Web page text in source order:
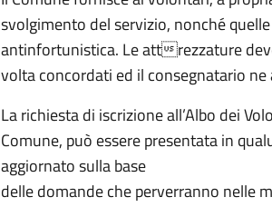
svolgimento del servizio, nonché
antinfortunistica. Le attrezzature
volta concordati ed il consegnatario
La richiesta di iscrizione all’Albo dei
Comune, può essere presentata in
aggiornato sulla base
delle domande che perverranno nelle